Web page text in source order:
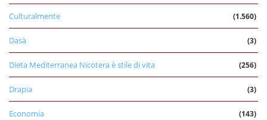
Culturalmente (1.560)
Dasà (3)
Dieta Mediterranea Nicotera è stile di vita (256)
Drapia (3)
Economia (143)